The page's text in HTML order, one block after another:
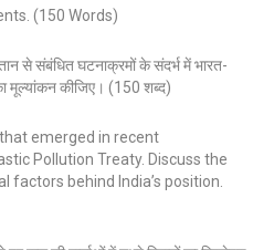
(150 Words)
से संबंधित घटनाक्रमों के संदर्भ में भारत-
मूल्यांकन कीजिए। (150 शब्द)
emerged in recent
Pollution Treaty. Discuss the
factors behind India’s position.